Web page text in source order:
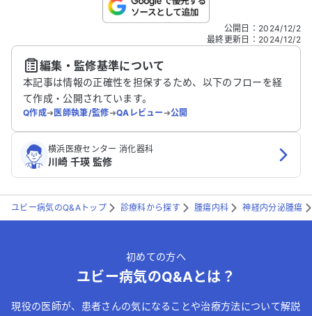
こちらは送信専用のフォームです。氏名やご自身の病気の詳細な
送信する
公開日 ： 2024/12/2
最終更新日 ： 2024/12/2
編集・監修基準について
本記事は情報の正確性を担保するため、以下のフローを経
て作成・公開されています。
Q作成➔医師執筆/監修➔QAレビュー➔公開
横浜医療センター 消化器科
川崎 千瑛 監修
ユビー病気のQ&Aトップ 診療科から探す 腫瘍内科 神経内分泌腫瘍
初めての方へ
ユビー病気のQ&Aとは？
現役の医師が、患者さんの気になることや治療方法について解説